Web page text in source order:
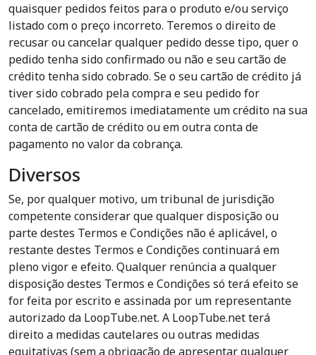
quaisquer pedidos feitos para o produto e/ou serviço
listado com o preço incorreto. Teremos o direito de
recusar ou cancelar qualquer pedido desse tipo, quer o
pedido tenha sido confirmado ou não e seu cartão de
crédito tenha sido cobrado. Se o seu cartão de crédito já
tiver sido cobrado pela compra e seu pedido for
cancelado, emitiremos imediatamente um crédito na sua
conta de cartão de crédito ou em outra conta de
pagamento no valor da cobrança.
Diversos
Se, por qualquer motivo, um tribunal de jurisdição
competente considerar que qualquer disposição ou
parte destes Termos e Condições não é aplicável, o
restante destes Termos e Condições continuará em
pleno vigor e efeito. Qualquer renúncia a qualquer
disposição destes Termos e Condições só terá efeito se
for feita por escrito e assinada por um representante
autorizado da LoopTube.net. A LoopTube.net terá
direito a medidas cautelares ou outras medidas
equitativas (sem a obrigação de apresentar qualquer